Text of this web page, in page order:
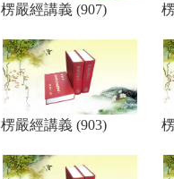
楞嚴經講義 (907)
楞嚴經講義 (903)